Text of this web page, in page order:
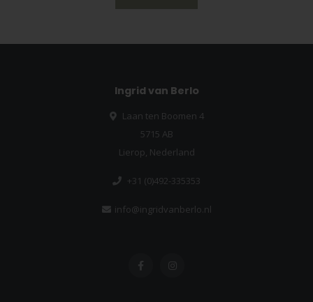
Ingrid van Berlo
Laan ten Boomen 4
5715 AB
Lierop, Nederland
+31 (0)492-335353
info@ingridvanberlo.nl